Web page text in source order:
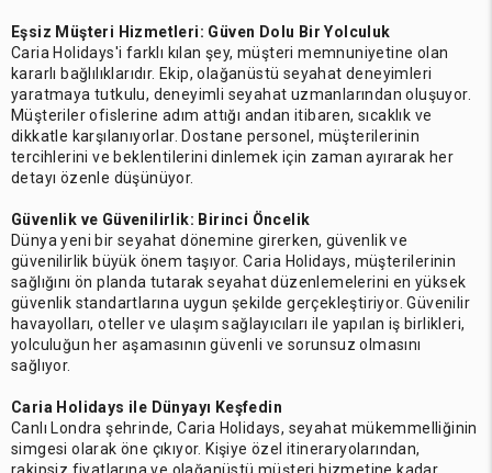
Eşsiz Müşteri Hizmetleri: Güven Dolu Bir Yolculuk
Caria Holidays'i farklı kılan şey, müşteri memnuniyetine olan
kararlı bağlılıklarıdır. Ekip, olağanüstü seyahat deneyimleri
yaratmaya tutkulu, deneyimli seyahat uzmanlarından oluşuyor.
Müşteriler ofislerine adım attığı andan itibaren, sıcaklık ve
dikkatle karşılanıyorlar. Dostane personel, müşterilerinin
tercihlerini ve beklentilerini dinlemek için zaman ayırarak her
detayı özenle düşünüyor.
Güvenlik ve Güvenilirlik: Birinci Öncelik
Dünya yeni bir seyahat dönemine girerken, güvenlik ve
güvenilirlik büyük önem taşıyor. Caria Holidays, müşterilerinin
sağlığını ön planda tutarak seyahat düzenlemelerini en yüksek
güvenlik standartlarına uygun şekilde gerçekleştiriyor. Güvenilir
havayolları, oteller ve ulaşım sağlayıcıları ile yapılan iş birlikleri,
yolculuğun her aşamasının güvenli ve sorunsuz olmasını
sağlıyor.
Caria Holidays ile Dünyayı Keşfedin
Canlı Londra şehrinde, Caria Holidays, seyahat mükemmelliğinin
simgesi olarak öne çıkıyor. Kişiye özel itineraryolarından,